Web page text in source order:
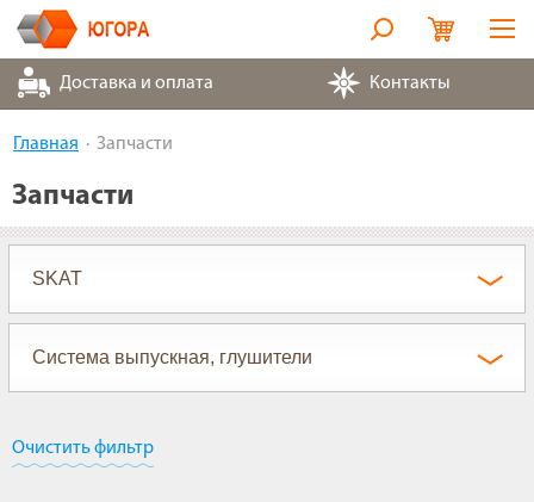
Оборудование
Контакты
О компании
Доставка и оплата Контакты
Главная Запчасти
Запчасти
Очистить фильтр